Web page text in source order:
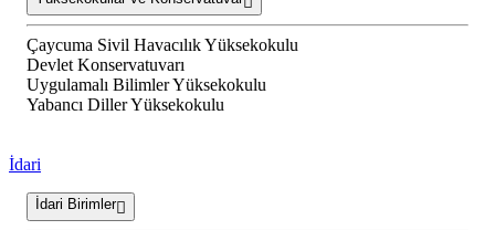
Çaycuma Sivil Havacılık Yüksekokulu
Devlet Konservatuvarı
Uygulamalı Bilimler Yüksekokulu
Yabancı Diller Yüksekokulu
İdari
İdari Birimler